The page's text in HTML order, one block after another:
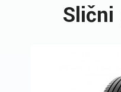
Slični